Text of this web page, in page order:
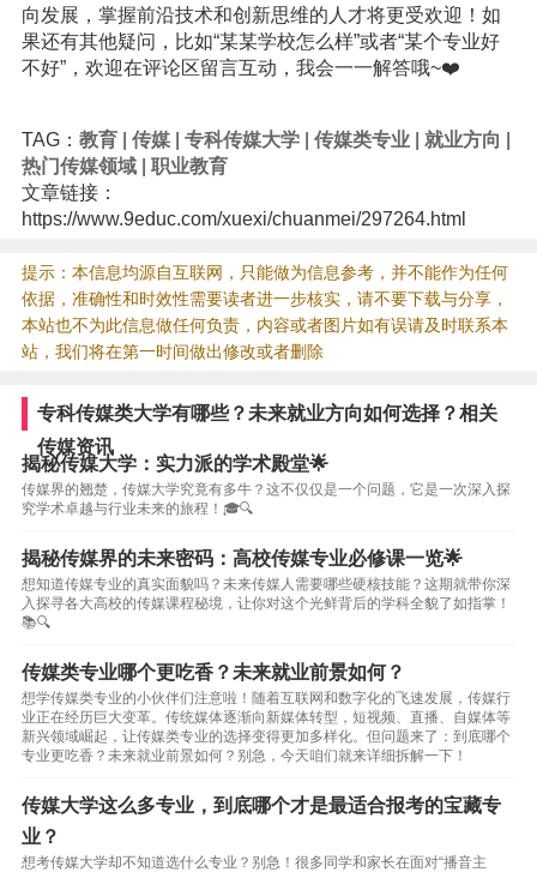
向发展，掌握前沿技术和创新思维的人才将更受欢迎！如
果还有其他疑问，比如“某某学校怎么样”或者“某个专业好
不好”，欢迎在评论区留言互动，我会一一解答哦~❤️
TAG： 教育| 传媒| 专科传媒大学| 传媒类专业| 就业方向
热门传媒领域| 职业教育
文章链接：
https://www.9educ.com/xuexi/chuanmei/297264.html
提示：本信息均源自互联网，只能做为信息参考，并不能作为任何
依据，准确性和时效性需要读者进一步核实，请不要下载与分享，
本站也不为此信息做任何负责，内容或者图片如有误请及时联系本
站，我们将在第一时间做出修改或者删除
专科传媒类大学有哪些？未来就业方向如何选择？相关
传媒资讯
揭秘传媒大学：实力派的学术殿堂🌟
传媒界的翘楚，传媒大学究竟有多牛？这不仅仅是一个问题，它是一次深入探
究学术卓越与行业未来的旅程！🎓🔍
揭秘传媒界的未来密码：高校传媒专业必修课一览🌟
想知道传媒专业的真实面貌吗？未来传媒人需要哪些硬核技能？这期就带你深
入探寻各大高校的传媒课程秘境，让你对这个光鲜背后的学科全貌了如指掌！
📚🔍
传媒类专业哪个更吃香？未来就业前景如何？
想学传媒类专业的小伙伴们注意啦！随着互联网和数字化的飞速发展，传媒行
业正在经历巨大变革。传统媒体逐渐向新媒体转型，短视频、直播、自媒体等
新兴领域崛起，让传媒类专业的选择变得更加多样化。但问题来了：到底哪个
专业更吃香？未来就业前景如何？别急，今天咱们就来详细拆解一下！
传媒大学这么多专业，到底哪个才是最适合报考的宝藏专
业？
想考传媒大学却不知道选什么专业？别急！很多同学和家长在面对“播音主